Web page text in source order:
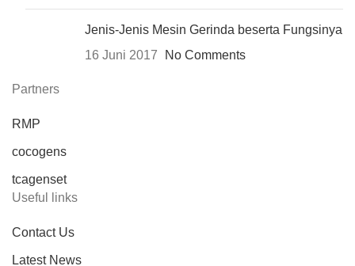
Jenis-Jenis Mesin Gerinda beserta Fungsinya
16 Juni 2017
No Comments
Partners
RMP
cocogens
tcagenset
Useful links
Contact Us
Latest News